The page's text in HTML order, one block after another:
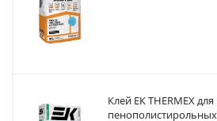
Клей ЕК THERMEX
пенополистирольных